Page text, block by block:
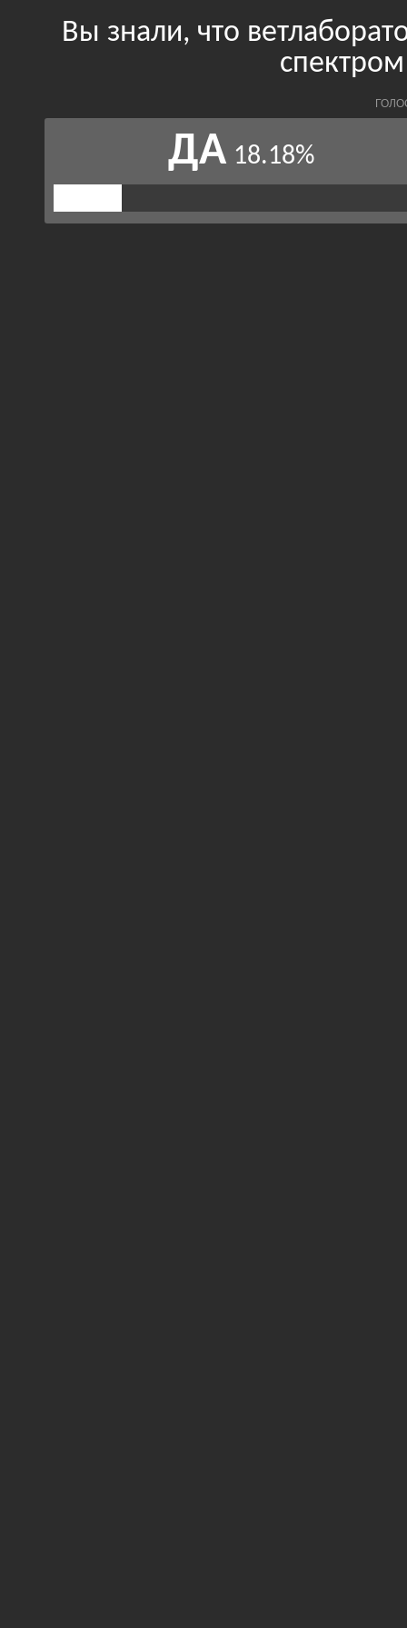
Вы знали, что
ДА 18.18%